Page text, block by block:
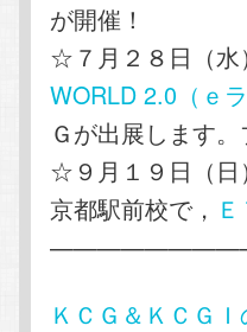
が開催！
☆７月２８日（水
WORLD 2.0（ｅ
Ｇが出展します
☆９月１９日（日
京都駅前校で，
ＫＣＧ＆ＫＣＧ